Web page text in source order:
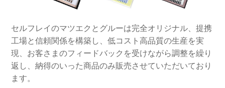
セルフレイのマツエクとグルーは完全オリジナル、提携
工場と信頼関係を構築し、低コスト高品質の生産を実
現、お客さまのフィードバックを受けながら調整を繰り
返し、納得のいった商品のみ販売させていただいており
ます。